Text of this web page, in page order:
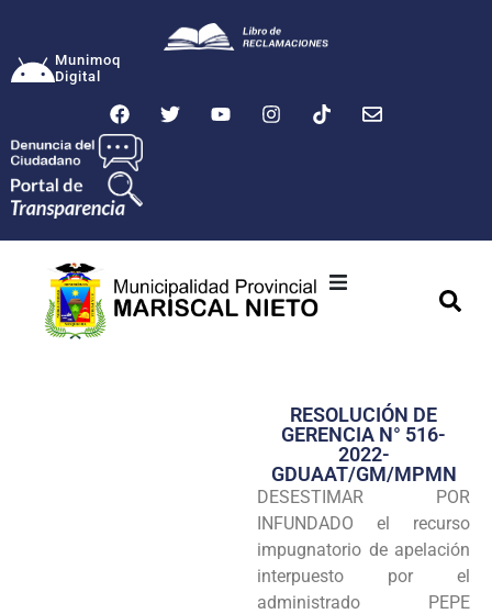
Munimoq
Digital
Transparencia
Seguridad
Programas
Intranet
RESOLUCIÓN DE
GERENCIA N° 516-
2022-
GDUAAT/GM/MPMN
DESESTIMAR POR
INFUNDADO el recurso
impugnatorio de apelación
interpuesto por el
administrado PEPE